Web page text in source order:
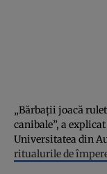
„Bărbații joacă
canibale”, a
Universitatea din
ritualurile de